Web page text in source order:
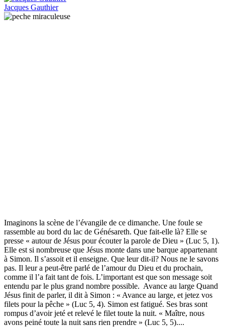
Jacques Gauthier
Imaginons la scène de l’évangile de ce dimanche. Une foule se
rassemble au bord du lac de Génésareth. Que fait-elle là? Elle se
presse « autour de Jésus pour écouter la parole de Dieu » (Luc 5, 1).
Elle est si nombreuse que Jésus monte dans une barque appartenant
à Simon. Il s’assoit et il enseigne. Que leur dit-il? Nous ne le savons
pas. Il leur a peut-être parlé de l’amour du Dieu et du prochain,
comme il l’a fait tant de fois. L’important est que son message soit
entendu par le plus grand nombre possible. Avance au large Quand
Jésus finit de parler, il dit à Simon : « Avance au large, et jetez vos
filets pour la pêche » (Luc 5, 4). Simon est fatigué. Ses bras sont
rompus d’avoir jeté et relevé le filet toute la nuit. « Maître, nous
avons peiné toute la nuit sans rien prendre » (Luc 5, 5)....